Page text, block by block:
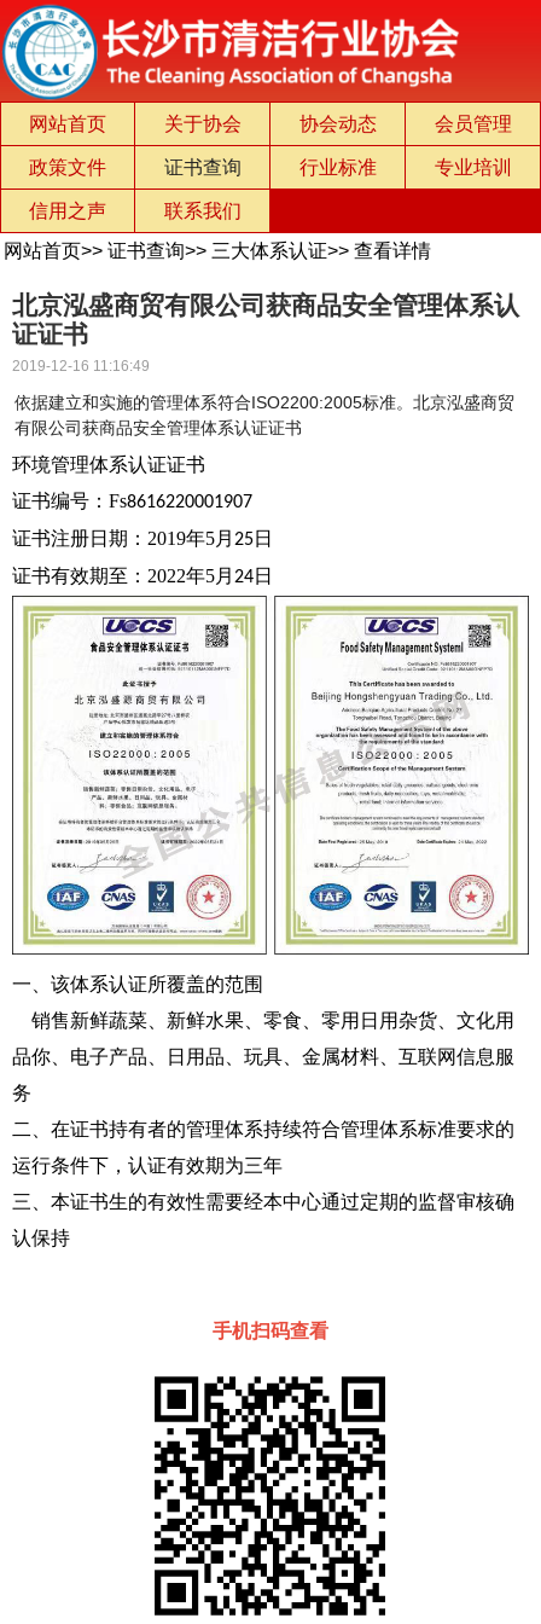
网站首页 关于协会 协会动态 会员管理
政策文件 证书查询 行业标准 专业培训
信用之声
联系我们
网站首页>> 证书查询>> 三大体系认证>> 查看详情
北京泓盛商贸有限公司获商品安全管理体系认
证证书
2019-12-16 11:16:49
依据建立和实施的管理体系符合ISO2200:2005标准。北京泓盛商贸
有限公司获商品安全管理体系认证证书
环境管理体系认证证书
证书编号：Fs8616220001907
证书注册日期：2019年5月25日
证书有效期至：2022年5月24日
一、该体系认证所覆盖的范围
销售新鲜蔬菜、新鲜水果、零食、零用日用杂货、文化用
品你、电子产品、日用品、玩具、金属材料、互联网信息服
务
二、在证书持有者的管理体系持续符合管理体系标准要求的
运行条件下，认证有效期为三年
三、本证书生的有效性需要经本中心通过定期的监督审核确
认保持
手机扫码查看